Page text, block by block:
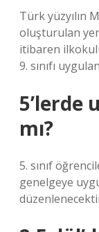
Türk yüzyılın
oluşturulan
itibaren
9. sınıfı
5’lerde
mı?
5. sınıf
genelgeye